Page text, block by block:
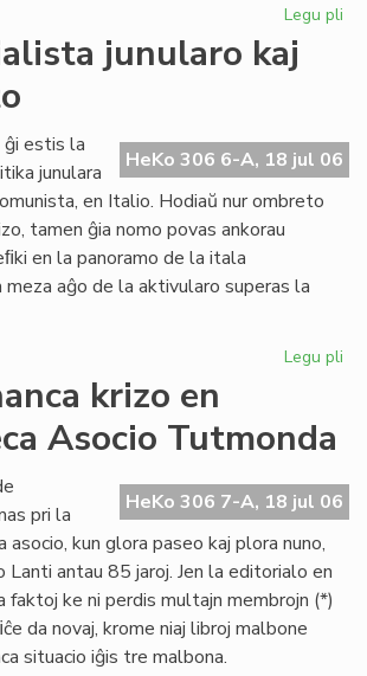
Legu pli
junularo kaj
HeKo 306 6-A, 18 jul 06
estis la
junulara
en Italio. Hodiaŭ nur ombreto
tamen ĝia nomo povas ankorau
en la panoramo de la itala
aĝo de la aktivularo superas la
Legu pli
krizo en
Asocio Tutmonda
HeKo 306 7-A, 18 jul 06
pri la
asocio, kun glora paseo kaj plora nuno,
Lanti antau 85 jaroj. Jen la editorialo en
faktoj ke ni perdis multajn membrojn (*)
da novaj, krome niaj libroj malbone
situacio iĝis tre malbona.